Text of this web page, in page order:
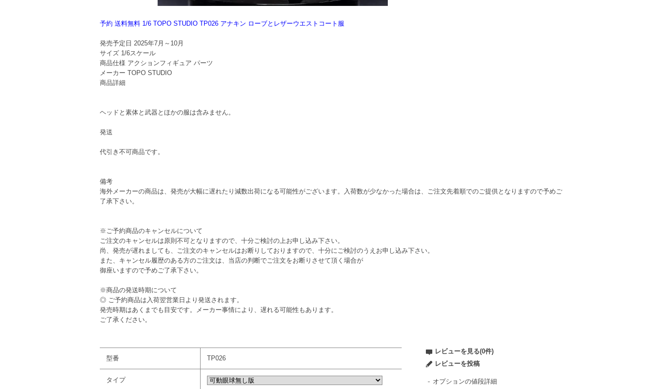
予約 送料無料 1/6 TOPO STUDIO TP026 アナキン ローブとレザーウエストコート服
発売予定日 2025年7月～10月
サイズ 1/6スケール
商品仕様 アクションフィギュア パーツ
メーカー TOPO STUDIO
商品詳細
ヘッドと素体と武器とほかの服は含みません。
発送
代引き不可商品です。
備考
海外メーカーの商品は、発売が大幅に遅れたり減数出荷になる可能性がございます。入荷数が少なかった場合は、ご注文先着順でのご提供となりますので予めご
了承下さい。
※ご予約商品のキャンセルについて
ご注文のキャンセルは原則不可となりますので、十分ご検討の上お申し込み下さい。
尚、発売が遅れましても、ご注文のキャンセルはお断りしておりますので、十分にご検討のうえお申し込み下さい。
また、キャンセル履歴のある方のご注文は、当店の判断でご注文をお断りさせて頂く場合が
御座いますので予めご了承下さい。
※商品の発送時期について
◎ ご予約商品は入荷翌営業日より発送されます。
発売時期はあくまでも目安です。メーカー事情により、遅れる可能性もあります。
ご了承ください。
型番 TP026
タイプ
レビューを見る(0件)
レビューを投稿
オプションの値段詳細